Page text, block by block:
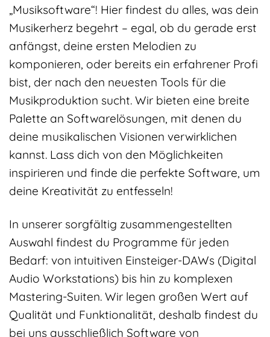
„Musiksoftware“! Hier findest du alles, was dein
Musikerherz begehrt – egal, ob du gerade erst
anfängst, deine ersten Melodien zu
komponieren, oder bereits ein erfahrener Profi
bist, der nach den neuesten Tools für die
Musikproduktion sucht. Wir bieten eine breite
Palette an Softwarelösungen, mit denen du
deine musikalischen Visionen verwirklichen
kannst. Lass dich von den Möglichkeiten
inspirieren und finde die perfekte Software, um
deine Kreativität zu entfesseln!
In unserer sorgfältig zusammengestellten
Auswahl findest du Programme für jeden
Bedarf: von intuitiven Einsteiger-DAWs (Digital
Audio Workstations) bis hin zu komplexen
Mastering-Suiten. Wir legen großen Wert auf
Qualität und Funktionalität, deshalb findest du
bei uns ausschließlich Software von